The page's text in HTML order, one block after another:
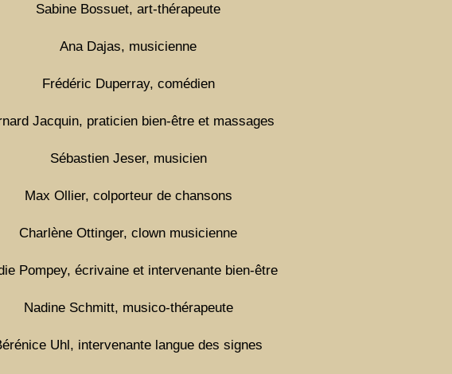
Sabine Bossuet, art-thérapeute
Ana Dajas, musicienne
Frédéric Duperray, comédien
Jacquin, praticien bien-être et massages
Sébastien Jeser, musicien
Max Ollier, colporteur de chansons
Charlène Ottinger, clown musicienne
Pompey, écrivaine et intervenante bien-être
Nadine Schmitt, musico-thérapeute
Uhl, intervenante langue des signes